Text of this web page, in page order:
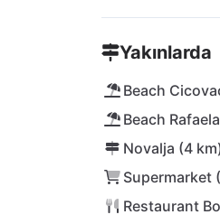
Yakınlarda
Beach
Beach
Novalja (4
Supermarket
Restaurant